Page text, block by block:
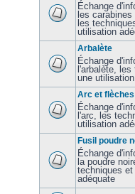
Échange
les
les
utilisation
Arbalète
Échange
l'arbalète,
une
Arc et flèches
Échange
l'arc, les
utilisation
Fusil poudre
Échange
la poudre
techniques
adéquate